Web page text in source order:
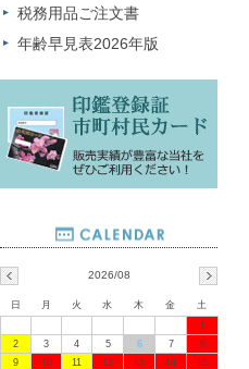
税務用品ご注文書
年齢早見表2026年版
印
2026/08
日 月 火 水 木 金
土
1
2
3 4 5 6 7
8
9
10 11 12 13 14
15